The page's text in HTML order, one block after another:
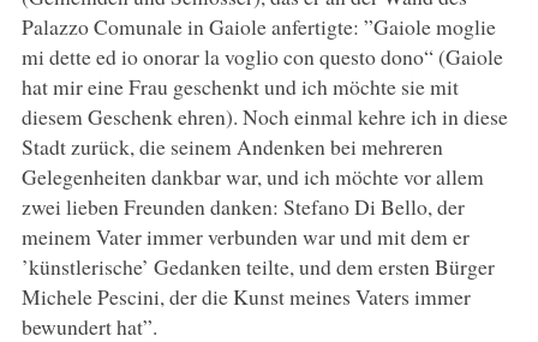
Palazzo Comunale in Gaiole anfertigte: ”Gaiole moglie
mi dette ed io onorar la voglio con questo dono“ (Gaiole
hat mir eine Frau geschenkt und ich möchte sie mit
diesem Geschenk ehren). Noch einmal kehre ich in diese
Stadt zurück, die seinem Andenken bei mehreren
Gelegenheiten dankbar war, und ich möchte vor allem
zwei lieben Freunden danken: Stefano Di Bello, der
meinem Vater immer verbunden war und mit dem er
’künstlerische’ Gedanken teilte, und dem ersten Bürger
Michele Pescini, der die Kunst meines Vaters immer
bewundert hat”.